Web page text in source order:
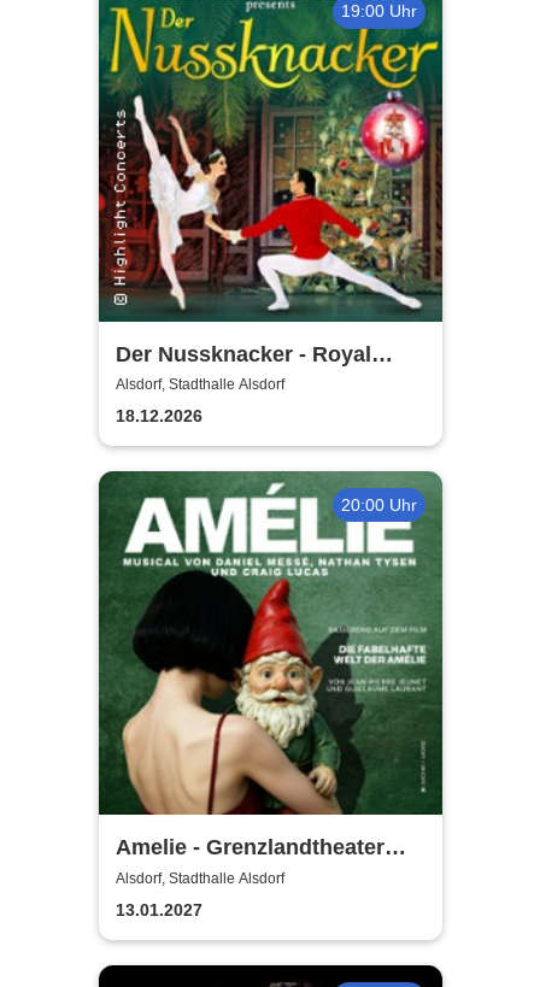
19:00 Uhr
Der Nussknacker - Royal
Classical Ballet
Alsdorf, Stadthalle Alsdorf
18.12.2026
20:00 Uhr
Amelie - Grenzlandtheater
Aachen
Alsdorf, Stadthalle Alsdorf
13.01.2027